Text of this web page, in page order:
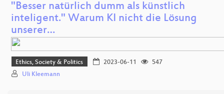
"Besser natürlich dumm als künstlich
inteligent." Warum KI nicht die Lösung
unserer…
Ethics, Society & Politics 2023-06-11
547
Uli Kleemann